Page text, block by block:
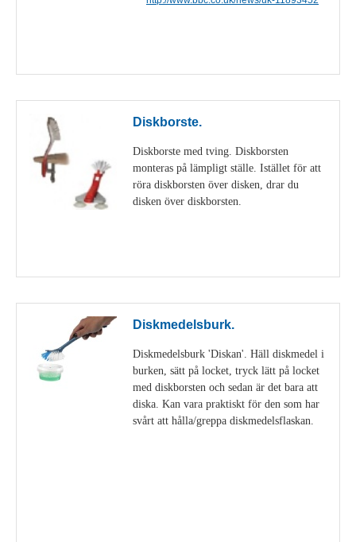
Diskborste.
Diskborste med tving. Diskborsten
monteras på lämpligt ställe. Istället för att
röra diskborsten över disken, drar du
disken över diskborsten.
Diskmedelsburk.
Diskmedelsburk 'Diskan'. Häll diskmedel i
burken, sätt på locket, tryck lätt på locket
med diskborsten och sedan är det bara att
diska. Kan vara praktiskt för den som har
svårt att hålla/greppa diskmedelsflaskan.